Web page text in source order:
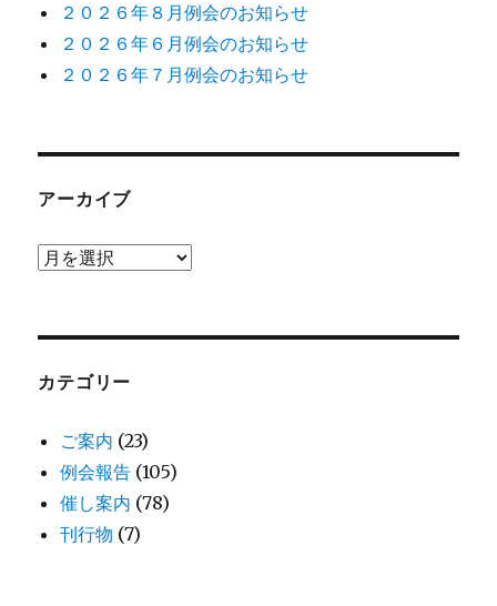
２０２６年８月例会のお知らせ
２０２６年６月例会のお知らせ
２０２６年７月例会のお知らせ
アーカイブ
ア
ブ
カテゴリー
ご案内 (23)
例会報告 (105)
催し案内 (78)
刊行物 (7)